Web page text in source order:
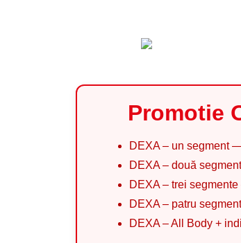
Promotie
DEXA – un segment
DEXA – două
DEXA – trei
DEXA – patru
DEXA – All Body +